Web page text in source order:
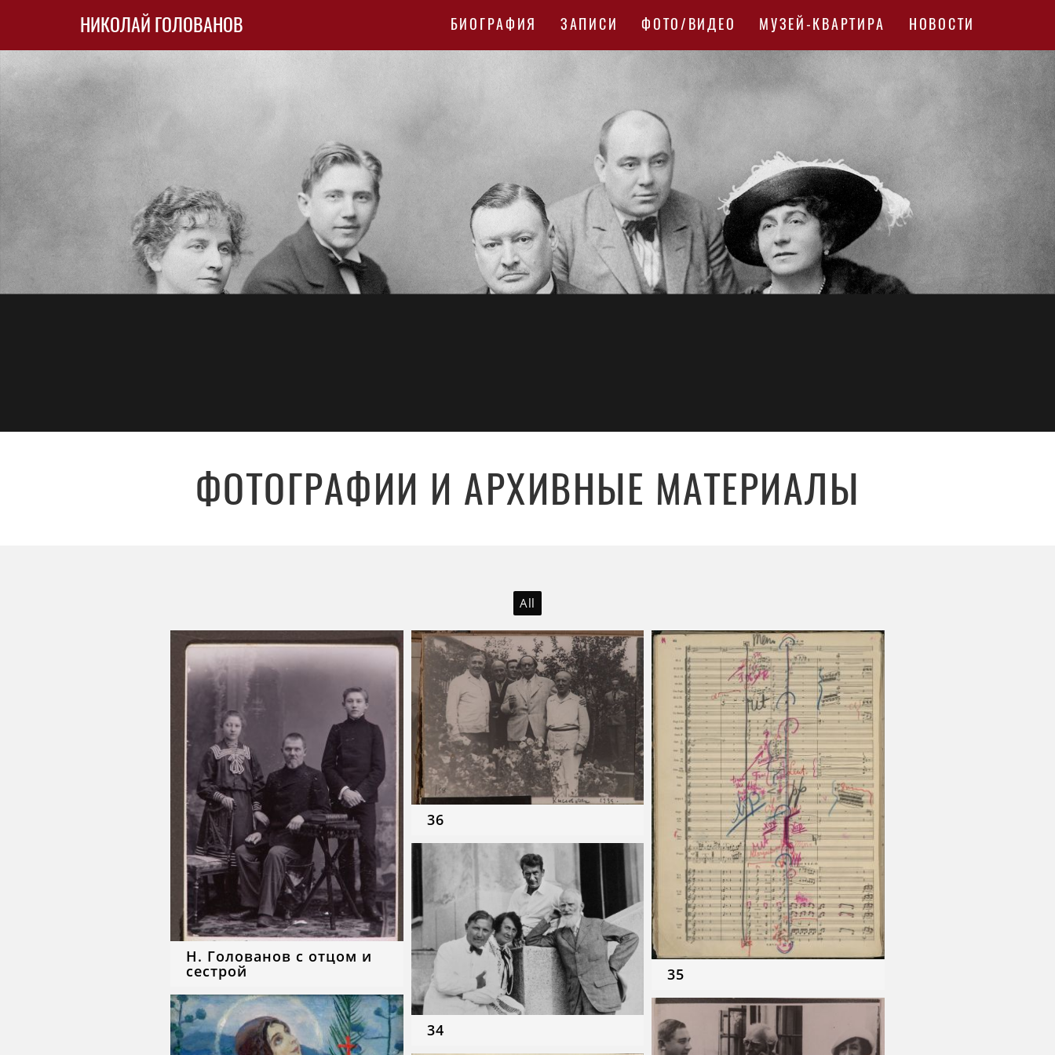
НИКОЛАЙ ГОЛОВАНОВ БИОГРАФИЯ ЗАПИСИ ФОТО/ВИДЕО МУЗЕЙ-КВАРТИРА НОВОСТИ
ФОТОГРАФИИ И АРХИВНЫЕ МАТЕРИАЛЫ
All
Н. Голованов с отцом и
сестрой
36
34
35